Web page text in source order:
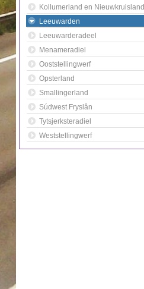
Kollumerland en Nieuwkruisland
Leeuwarden
Leeuwarderadeel
Menameradiel
Ooststellingwerf
Opsterland
Smallingerland
Súdwest Fryslân
Tytsjerksteradiel
Weststellingwerf